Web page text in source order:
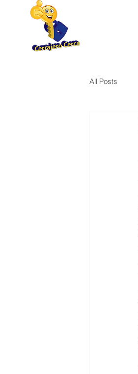
All Posts